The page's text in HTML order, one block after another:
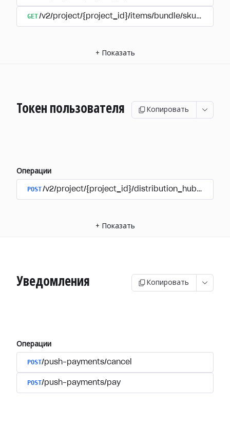
GET/v2/project/{project_id}/items/bundle/sku/{sku}
+ Показать
Токен пользователя Копировать
Операции
POST/v2/project/{project_id}/distribution_hub/user/
+ Показать
Уведомления Копировать
Операции
POST/push-payments/cancel
POST/push-payments/pay